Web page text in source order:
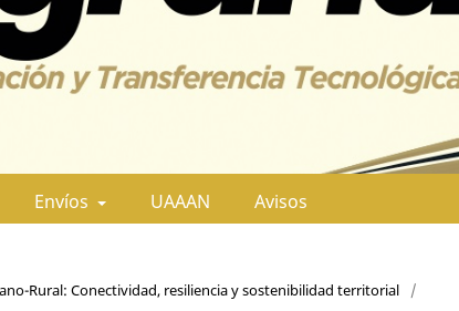
Envíos UAAAN Avisos
Rural: Conectividad, resiliencia y sostenibilidad territorial
/